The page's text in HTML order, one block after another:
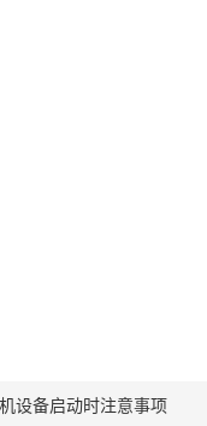
设备启动时注意事项